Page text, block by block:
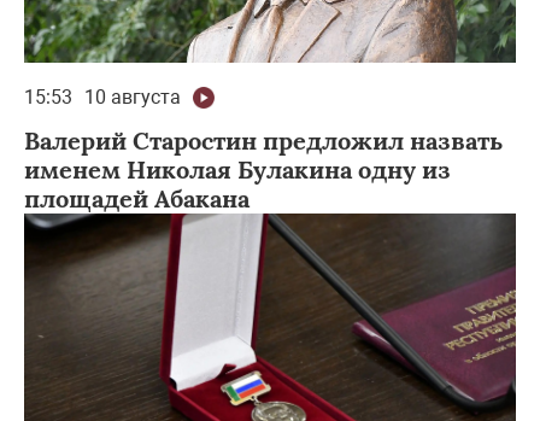
15:53 10 августа
Валерий Старостин предложил назвать
именем Николая Булакина одну из
площадей Абакана